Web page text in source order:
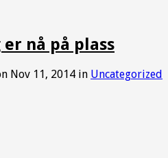
nå på plass
Nov 11, 2014 in Uncategorized